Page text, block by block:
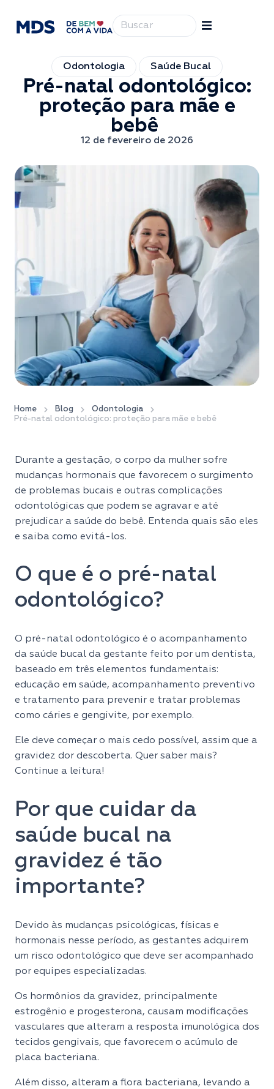
Odontologia Saúde Bucal
Pré-natal odontológico:
proteção para mãe e
bebê
12 de fevereiro de 2026
Home Blog
Odontologia
Pré-natal odontológico: proteção para mãe e bebê
Durante a gestação, o corpo da mulher sofre
mudanças hormonais que favorecem o surgimento
de problemas bucais e outras complicações
odontológicas que podem se agravar e até
prejudicar a saúde do bebê. Entenda quais são eles
e saiba como evitá-los.
O que é o pré-natal
odontológico?
O pré-natal odontológico é o acompanhamento
da saúde bucal da gestante feito por um dentista,
baseado em três elementos fundamentais:
educação em saúde, acompanhamento preventivo
e tratamento para prevenir e tratar problemas
como cáries e gengivite, por exemplo.
Ele deve começar o mais cedo possível, assim que a
gravidez dor descoberta. Quer saber mais?
Continue a leitura!
Por que cuidar da
saúde bucal na
gravidez é tão
importante?
Devido às mudanças psicológicas, físicas e
hormonais nesse período, as gestantes adquirem
um risco odontológico que deve ser acompanhado
por equipes especializadas.
Os hormônios da gravidez, principalmente
estrogênio e progesterona, causam modificações
vasculares que alteram a resposta imunológica dos
tecidos gengivais, que favorecem o acúmulo de
placa bacteriana.
Além disso, alteram a flora bacteriana, levando a